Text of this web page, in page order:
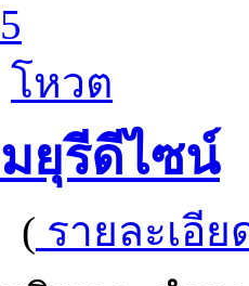
5
โหวต
มยุรีดีไซน์
( รายละเอีย